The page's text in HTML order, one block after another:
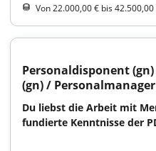
Von 22.000,00 € bis 42.500,00
Personaldisponent
(gn) /
Du liebst die Arbeit mit
fundierte Kenntnisse der